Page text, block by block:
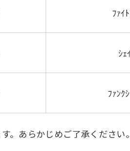
ﾌｧｲ
ｼｪ
ﾌｧﾝｸ
。あらかじめご了承ください。